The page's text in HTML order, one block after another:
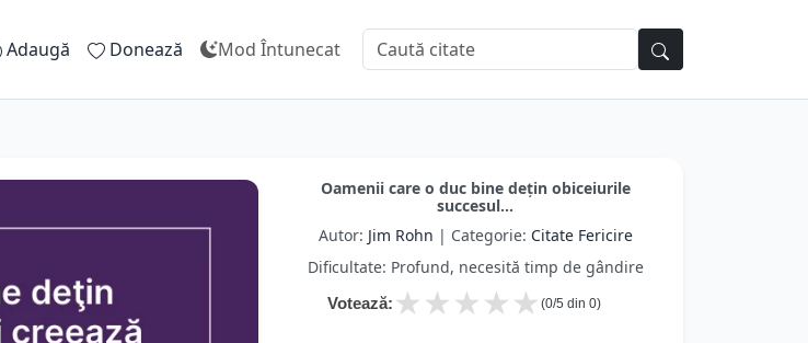
Adaugă Donează Mod Întunecat
Oamenii care o duc bine deţin obiceiurile
succesul...
Autor: Jim Rohn | Categorie: Citate Fericire
Dificultate: Profund, necesită timp de gândire
Votează: ★
★
★
★
★ (0/5 din 0)